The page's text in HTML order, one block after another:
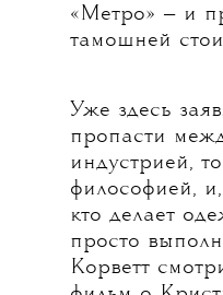
«Метро» — и
тамошней
Уже здесь
пропасти
индустрией,
философией,
кто делает
просто
Корветт